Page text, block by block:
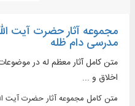
مجموعه آثار حضرت آیت
مدرسی دام ظله
متن کامل آثار معظم له در
اخلاق و ...
متن كامل مجموعه آثار حضرت آیت